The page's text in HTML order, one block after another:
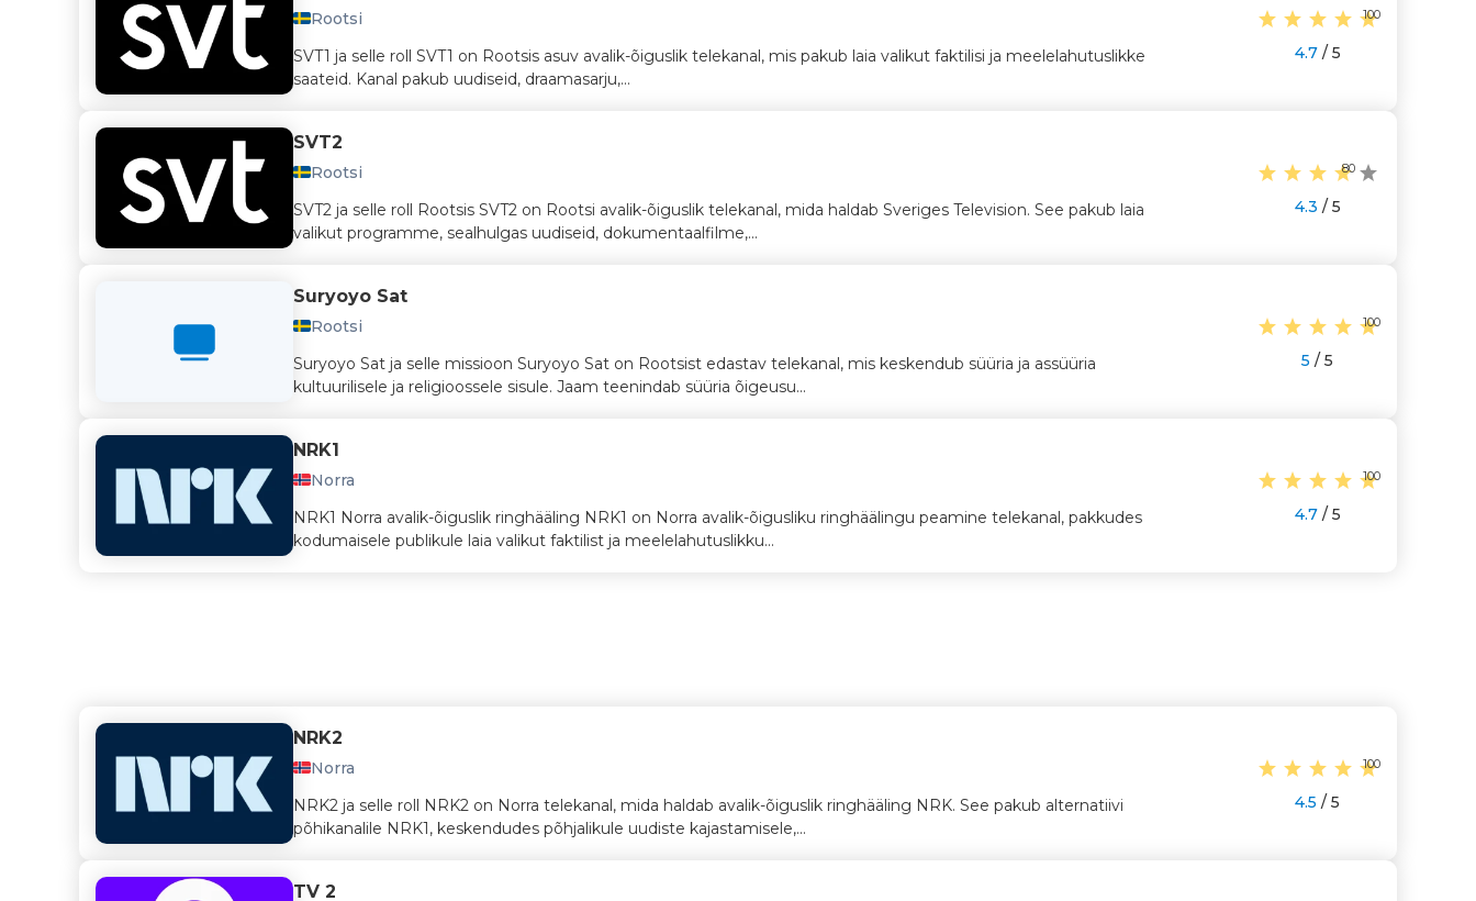
Rootsi
SVT1 ja selle roll SVT1 on Rootsis asuv avalik-õiguslik telekanal, mis pakub laia valikut faktilisi ja meelelahutuslikke
saateid. Kanal pakub uudiseid, draamasarju,...
100
4.7/ 5
SVT2
Rootsi
SVT2 ja selle roll Rootsis SVT2 on Rootsi avalik-õiguslik telekanal, mida haldab Sveriges Television. See pakub laia
valikut programme, sealhulgas uudiseid, dokumentaalfilme,...
80
4.3 / 5
Suryoyo Sat
Rootsi
Suryoyo Sat ja selle missioon Suryoyo Sat on Rootsist edastav telekanal, mis keskendub süüria ja assüüria
kultuurilisele ja religioossele sisule. Jaam teenindab süüria õigeusu...
100
5 / 5
NRK1
Norra
NRK1 Norra avalik-õiguslik ringhääling NRK1 on Norra avalik-õigusliku ringhäälingu peamine telekanal, pakkudes
kodumaisele publikule laia valikut faktilist ja meelelahutuslikku...
100
4.7/ 5
NRK2
Norra
NRK2 ja selle roll NRK2 on Norra telekanal, mida haldab avalik-õiguslik ringhääling NRK. See pakub alternatiivi
põhikanalile NRK1, keskendudes põhjalikule uudiste kajastamisele,...
100
4.5 / 5
TV 2